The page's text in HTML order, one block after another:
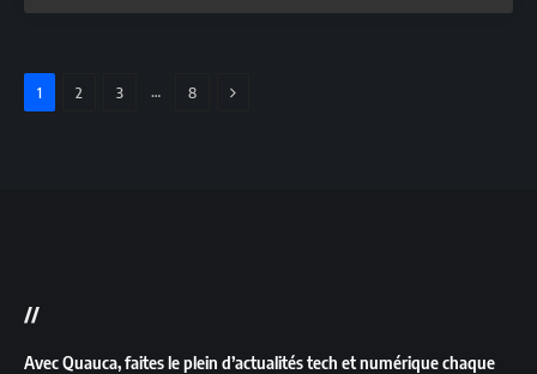
1 2 3 … 8 SUIVANT
//
Avec Quauca, faites le plein d’actualités tech et numérique chaque